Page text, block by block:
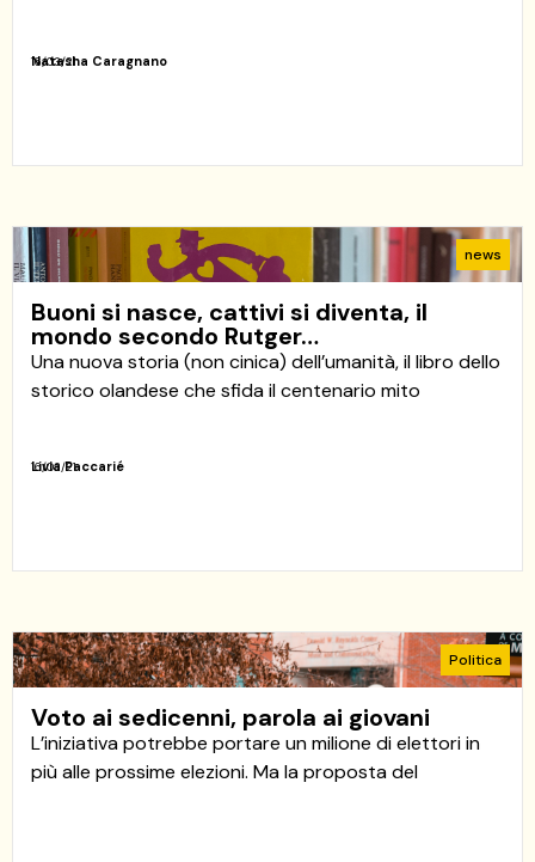
16/03/21
Natasha Caragnano
news
Buoni si nasce, cattivi si diventa, il
mondo secondo Rutger…
Una nuova storia (non cinica) dell’umanità, il libro dello
storico olandese che sfida il centenario mito
16/03/21
Livia Paccarié
Politica
Voto ai sedicenni, parola ai giovani
L’iniziativa potrebbe portare un milione di elettori in
più alle prossime elezioni. Ma la proposta del